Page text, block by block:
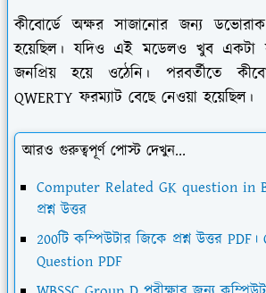
কীবোর্ডে অক্ষর সাজানোর জন্য
হয়েছিল। যদিও এই মডেলও খুব
জনপ্রিয় হয়ে ওঠেনি। পরবর্তীতে
QWERTY ফরম্যাট বেছে নেওয়া হয়েছিল।
আরও গুরুত্বপূর্ণ পোস্ট দেখুন...
Computer Related GK question in
প্রশ্ন উত্তর
200টি কম্পিউটার জিকে প্রশ্ন উত্তর
Question PDF